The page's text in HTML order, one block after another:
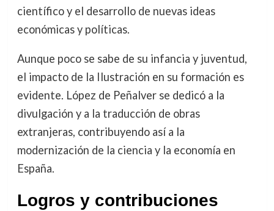
científico y el desarrollo de nuevas ideas
económicas y políticas.
Aunque poco se sabe de su infancia y juventud,
el impacto de la Ilustración en su formación es
evidente. López de Peñalver se dedicó a la
divulgación y a la traducción de obras
extranjeras, contribuyendo así a la
modernización de la ciencia y la economía en
España.
Logros y contribuciones